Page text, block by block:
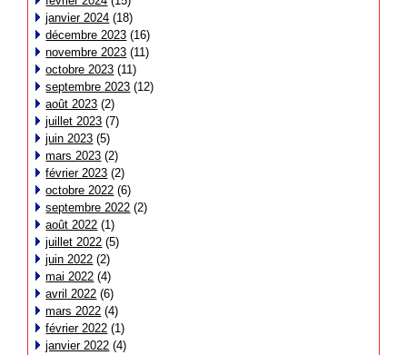
janvier 2024 (18)
décembre 2023 (16)
novembre 2023 (11)
octobre 2023 (11)
septembre 2023 (12)
août 2023 (2)
juillet 2023 (7)
juin 2023 (5)
mars 2023 (2)
février 2023 (2)
octobre 2022 (6)
septembre 2022 (2)
août 2022 (1)
juillet 2022 (5)
juin 2022 (2)
mai 2022 (4)
avril 2022 (6)
mars 2022 (4)
février 2022 (1)
janvier 2022 (4)